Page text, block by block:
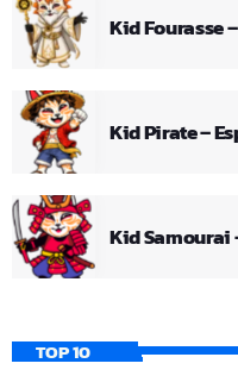
Kid Fourasse
Kid Pirate –
Kid Samourai
TOP 10